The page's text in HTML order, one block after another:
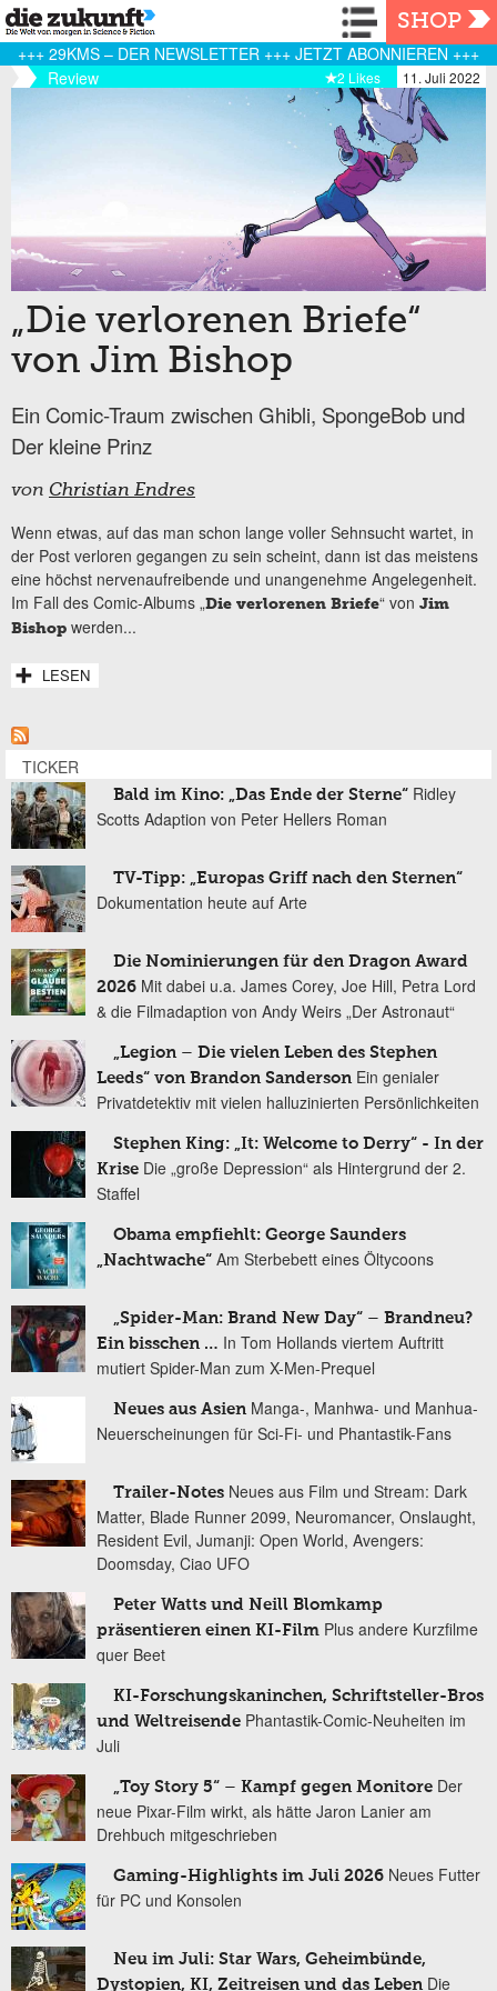
Navigation
SHOP
+++ 29KMS – DER NEWSLETTER +++ JETZT ABONNIEREN +++
Review
11. Juli 2022
2 Likes
„Die verlorenen Briefe“
von Jim Bishop
Ein Comic-Traum zwischen Ghibli, SpongeBob und
Der kleine Prinz
von Christian Endres
Wenn etwas, auf das man schon lange voller Sehnsucht wartet, in
der Post verloren gegangen zu sein scheint, dann ist das meistens
eine höchst nervenaufreibende und unangenehme Angelegenheit.
Im Fall des Comic-Albums „Die verlorenen Briefe“ von Jim
Bishop werden...
LESEN
TICKER
Bald im Kino: „Das Ende der Sterne“ Ridley
Scotts Adaption von Peter Hellers Roman
TV-Tipp: „Europas Griff nach den Sternen“
Dokumentation heute auf Arte
Die Nominierungen für den Dragon Award
2026 Mit dabei u.a. James Corey, Joe Hill, Petra Lord
& die Filmadaption von Andy Weirs „Der Astronaut“
„Legion – Die vielen Leben des Stephen
Leeds“ von Brandon Sanderson Ein genialer
Privatdetektiv mit vielen halluzinierten Persönlichkeiten
Stephen King: „It: Welcome to Derry“ - In der
Krise Die „große Depression“ als Hintergrund der 2.
Staffel
Obama empfiehlt: George Saunders
„Nachtwache“ Am Sterbebett eines Öltycoons
„Spider-Man: Brand New Day“ – Brandneu?
Ein bisschen … In Tom Hollands viertem Auftritt
mutiert Spider-Man zum X-Men-Prequel
Neues aus Asien Manga-, Manhwa- und Manhua-
Neuerscheinungen für Sci-Fi- und Phantastik-Fans
Trailer-Notes Neues aus Film und Stream: Dark
Matter, Blade Runner 2099, Neuromancer, Onslaught,
Resident Evil, Jumanji: Open World, Avengers:
Doomsday, Ciao UFO
Peter Watts und Neill Blomkamp
präsentieren einen KI-Film Plus andere Kurzfilme
quer Beet
KI-Forschungskaninchen, Schriftsteller-Bros
und Weltreisende Phantastik-Comic-Neuheiten im
Juli
„Toy Story 5“ – Kampf gegen Monitore Der
neue Pixar-Film wirkt, als hätte Jaron Lanier am
Drehbuch mitgeschrieben
Gaming-Highlights im Juli 2026 Neues Futter
für PC und Konsolen
Neu im Juli: Star Wars, Geheimbünde,
Dystopien, KI, Zeitreisen und das Leben Die